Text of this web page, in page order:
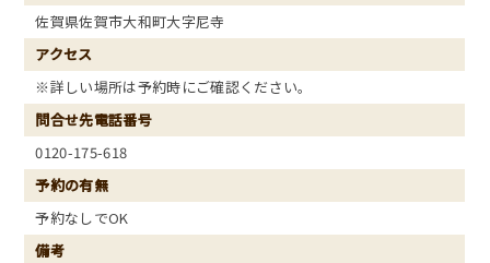
佐賀県佐賀市大和町大字尼寺
アクセス
※詳しい場所は予約時にご確認ください。
問合せ先電話番号
0120-175-618
予約の有無
予約なしでOK
備考